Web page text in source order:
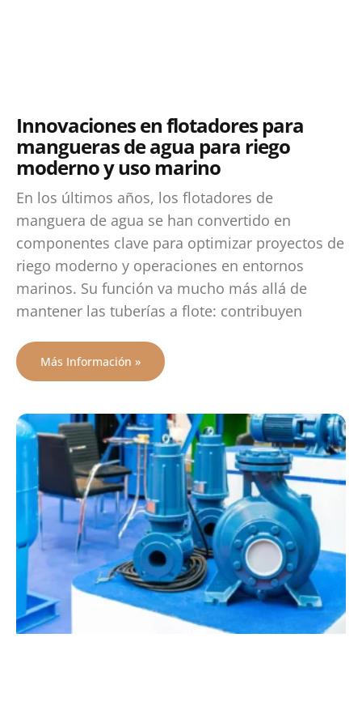
Innovaciones en flotadores para
mangueras de agua para riego
moderno y uso marino
En los últimos años, los flotadores de
manguera de agua se han convertido en
componentes clave para optimizar proyectos de
riego moderno y operaciones en entornos
marinos. Su función va mucho más allá de
mantener las tuberías a flote: contribuyen
Más Información »